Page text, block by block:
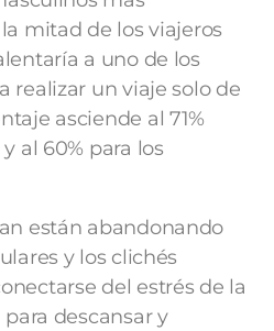
mitad de los viajeros
a uno de los
realizar un viaje solo de
asciende al 71%
al 60% para los
están abandonando
y los clichés
del estrés de la
descansar y